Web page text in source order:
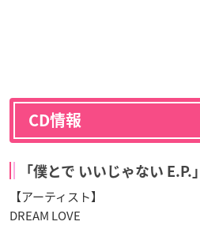
CD情報
「僕とで いいじゃない E.P.」
【アーティスト】
DREAM LOVE